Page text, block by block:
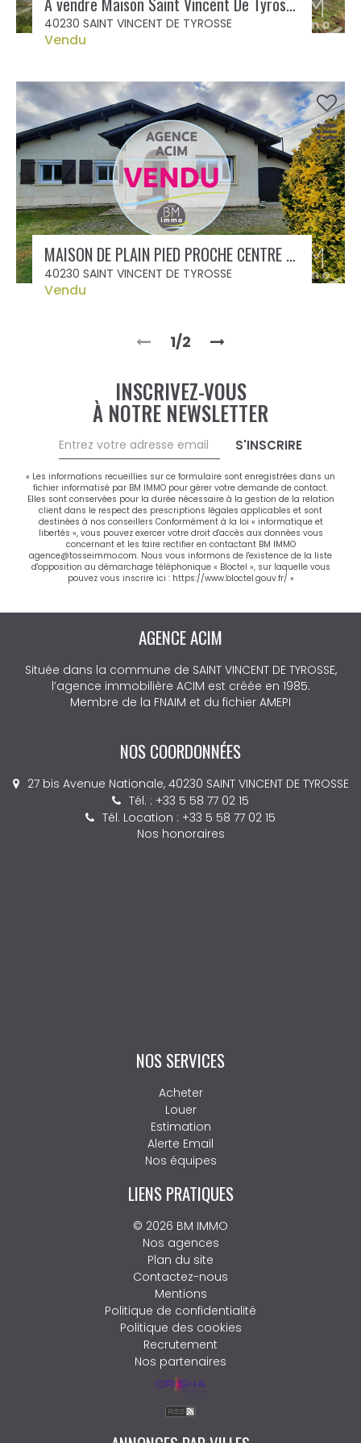
40230 SAINT VINCENT DE TYROSSE
Vendu
MAISON DE PLAIN PIED PROCHE CENTRE VILLE
40230 SAINT VINCENT DE TYROSSE
Vendu
1/2
INSCRIVEZ-VOUS
À NOTRE NEWSLETTER
S'INSCRIRE
« Les informations recueillies sur ce formulaire sont enregistrées dans un
fichier informatisé par BM IMMO pour gérer votre demande de contact.
Elles sont conservées pour la durée nécessaire à la gestion de la relation
client dans le respect des prescriptions légales applicables et sont
destinées à nos conseillers Conformément à la loi « informatique et
libertés », vous pouvez exercer votre droit d'accès aux données vous
concernant et les faire rectifier en contactant BM IMMO
agence@tosseimmo.com. Nous vous informons de l'existence de la liste
d'opposition au démarchage téléphonique « Bloctel », sur laquelle vous
pouvez vous inscrire ici : https://www.bloctel.gouv.fr/ »
AGENCE ACIM
Située dans la commune de SAINT VINCENT DE TYROSSE,
l’agence immobilière ACIM est créée en 1985.
Membre de la FNAIM et du fichier AMEPI
NOS COORDONNÉES
27 bis Avenue Nationale, 40230 SAINT VINCENT DE TYROSSE
Tél. : +33 5 58 77 02 15
Tél. Location : +33 5 58 77 02 15
Nos honoraires
NOS SERVICES
Acheter
Louer
Estimation
Alerte Email
Nos équipes
LIENS PRATIQUES
© 2026 BM IMMO
Nos agences
Plan du site
Contactez-nous
Mentions
Politique de confidentialité
Politique des cookies
Recrutement
Nos partenaires